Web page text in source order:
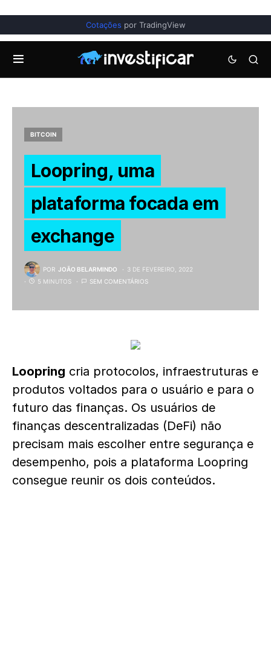
Cotações por TradingView
BITCOIN
Loopring, uma
plataforma focada em
exchange
POR JOÃO BELARMINDO
3 DE FEVEREIRO, 2022
5 MINUTOS
SEM COMENTÁRIOS
Loopring cria protocolos, infraestruturas e
produtos voltados para o usuário e para o
futuro das finanças. Os usuários de
finanças descentralizadas (DeFi) não
precisam mais escolher entre segurança e
desempenho, pois a plataforma Loopring
consegue reunir os dois conteúdos.